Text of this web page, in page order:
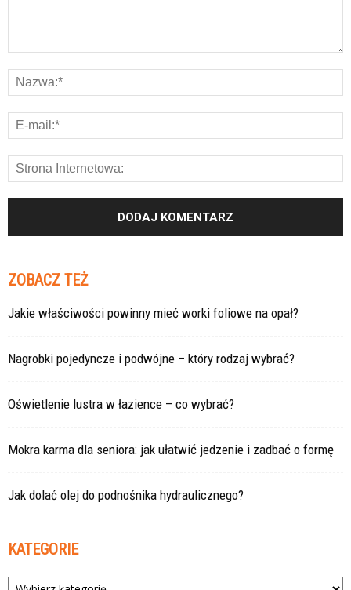
ZOBACZ TEŻ
Jakie właściwości powinny mieć worki foliowe na opał?
Nagrobki pojedyncze i podwójne – który rodzaj wybrać?
Oświetlenie lustra w łazience – co wybrać?
Mokra karma dla seniora: jak ułatwić jedzenie i zadbać o formę
Jak dolać olej do podnośnika hydraulicznego?
KATEGORIE
Kategorie